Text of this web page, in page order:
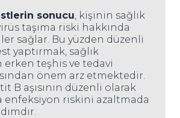
sonucu , kişinin sağlık
taşıma riski hakkında
sağlar. Bu yüzden düzenli
yaptırmak, sağlık
erken teşhis ve tedavi
önem arz etmektedir.
B aşısının düzenli olarak
enfeksiyon riskini azaltmada